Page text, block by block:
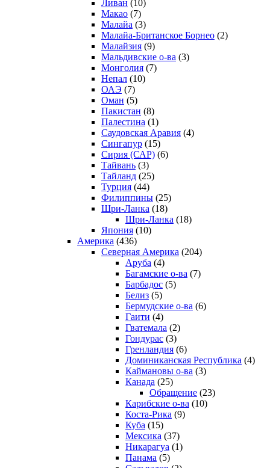
Ливан (10)
Макао (7)
Малайа (3)
Малайа-Британское Борнео (2)
Малайзия (9)
Мальдивские о-ва (3)
Монголия (7)
Непал (10)
ОАЭ (7)
Оман (5)
Пакистан (8)
Палестина (1)
Саудовская Аравия (4)
Сингапур (15)
Сирия (САР) (6)
Тайвань (3)
Тайланд (25)
Турция (44)
Филиппины (25)
Шри-Ланка (18)
Шри-Ланка (18)
Япония (10)
Америка (436)
Северная Америка (204)
Аруба (4)
Багамские о-ва (7)
Барбадос (5)
Белиз (5)
Бермудские о-ва (6)
Гаити (4)
Гватемала (2)
Гондурас (3)
Гренландия (6)
Доминиканская Республика (4)
Каймановы о-ва (3)
Канада (25)
Обращение (23)
Карибские о-ва (10)
Коста-Рика (9)
Куба (15)
Мексика (37)
Никарагуа (1)
Панама (5)